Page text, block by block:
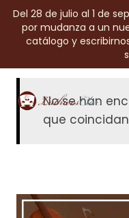
Saltar
contenido
Del 28 de julio al 1 de
por mudanza a un
catálogo y
No se han
que